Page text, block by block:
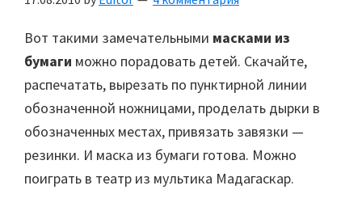
Вот такими замечательными масками из
бумаги можно порадовать детей. Скачайте,
распечатать, вырезать по пунктирной линии
обозначенной ножницами, проделать дырки в
обозначенных местах, привязать завязки —
резинки. И маска из бумаги готова. Можно
поиграть в театр из мультика Мадагаскар.